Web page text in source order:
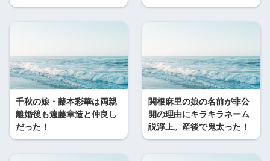
千秋の娘・藤本彩華は両親
離婚後も遠藤章造と仲良し
だった！
関根麻里の娘の名前が非公
開の理由にキラキラネーム
説浮上。産後で鬼太った！